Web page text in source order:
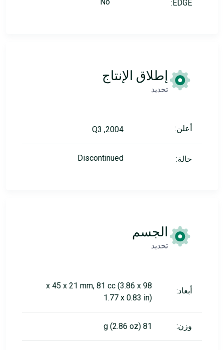
EDGE:
إطلاق الإنتاج
تحديد
أعلن: 2004, Q3
حالة: Discontinued
الجسم
تحديد
أبعاد:
98 x 45 x 21 mm, 81 cc (3.86 x
1.77 x 0.83 in)
وزن: 81 g (2.86 oz)